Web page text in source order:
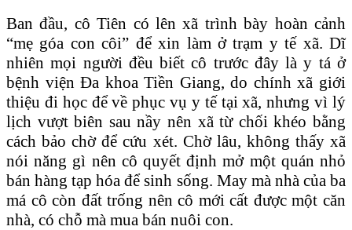
Ban đầu, cô Tiên có lên xã trình bày hoàn cảnh
“mẹ góa con côi” để xin làm ở trạm y tế xã. Dĩ
nhiên mọi người đều biết cô trước đây là y tá ở
bệnh viện Đa khoa Tiền Giang, do chính xã giới
thiệu đi học để về phục vụ y tế tại xã, nhưng vì lý
lịch vượt biên sau nầy nên xã từ chối khéo bằng
cách bảo chờ để cứu xét. Chờ lâu, không thấy xã
nói năng gì nên cô quyết định mở một quán nhỏ
bán hàng tạp hóa để sinh sống. May mà nhà của ba
má cô còn đất trống nên cô mới cất được một căn
nhà, có chỗ mà mua bán nuôi con.